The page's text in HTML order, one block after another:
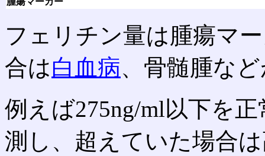
フェリチン量は腫瘍マ
合は白血病、骨髄腫な
例えば275ng/ml以下を
測し、超えていた場合